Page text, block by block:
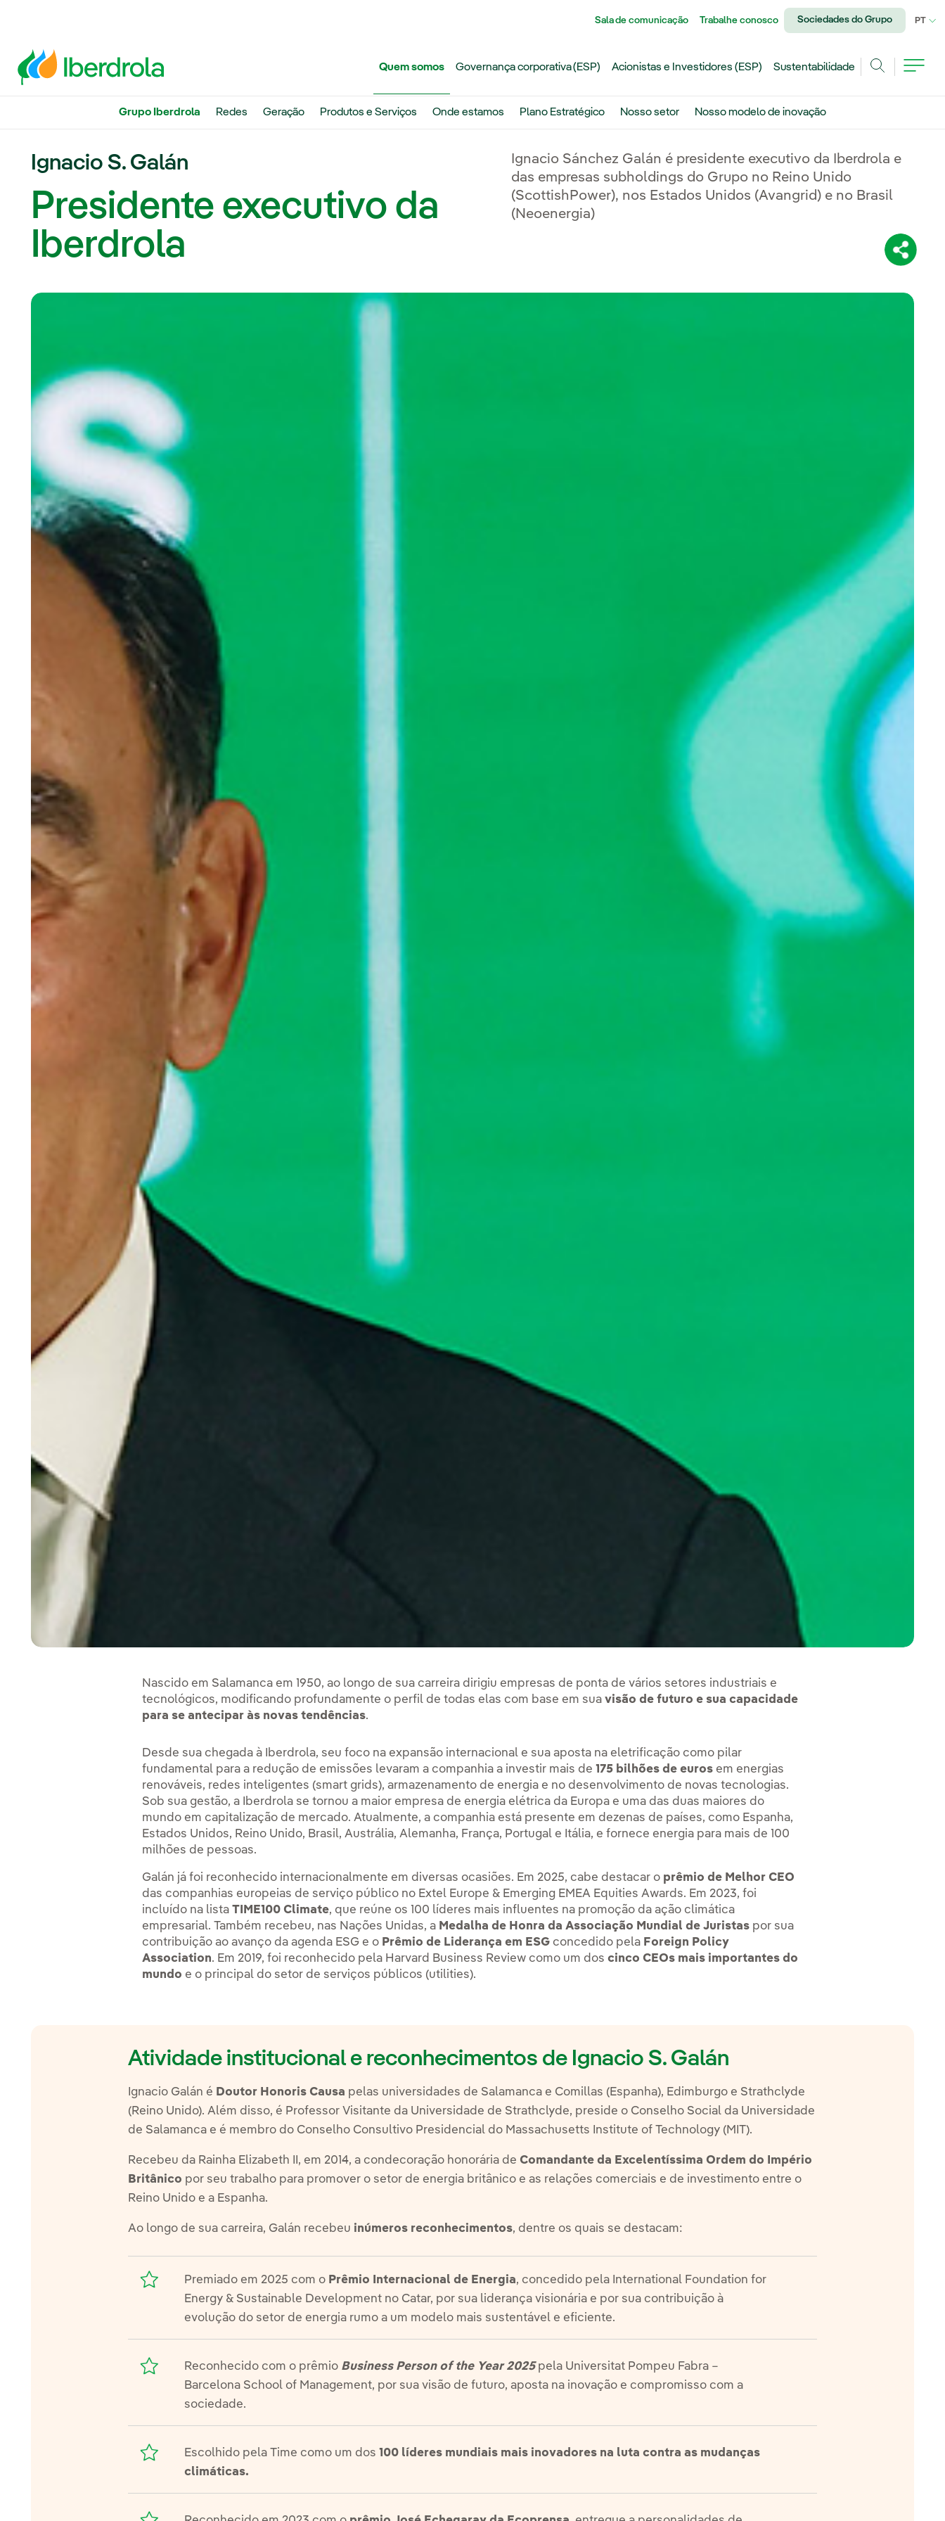
Sala de comunicação Trabalhe conosco Sociedades do Grupo PT
Quem somos Governança corporativa (ESP) Acionistas e Investidores (ESP)
Sustentabilidade
Grupo Iberdrola Redes Geração Produtos e Serviços Onde estamos Plano Estratégico Nosso setor Nosso modelo de inovação
Ignacio S. Galán
Presidente executivo da
Iberdrola
Ignacio Sánchez Galán é presidente executivo da Iberdrola e
das empresas subholdings do Grupo no Reino Unido
(ScottishPower), nos Estados Unidos (Avangrid) e no Brasil
(Neoenergia)
Nascido em Salamanca em 1950, ao longo de sua carreira dirigiu empresas de ponta de vários setores industriais e
tecnológicos, modificando profundamente o perfil de todas elas com base em sua visão de futuro e sua capacidade
para se antecipar às novas tendências.
Desde sua chegada à Iberdrola, seu foco na expansão internacional e sua aposta na eletrificação como pilar
fundamental para a redução de emissões levaram a companhia a investir mais de 175 bilhões de euros em energias
renováveis, redes inteligentes (smart grids), armazenamento de energia e no desenvolvimento de novas tecnologias.
Sob sua gestão, a Iberdrola se tornou a maior empresa de energia elétrica da Europa e uma das duas maiores do
mundo em capitalização de mercado. Atualmente, a companhia está presente em dezenas de países, como Espanha,
Estados Unidos, Reino Unido, Brasil, Austrália, Alemanha, França, Portugal e Itália, e fornece energia para mais de 100
milhões de pessoas.
Galán já foi reconhecido internacionalmente em diversas ocasiões. Em 2025, cabe destacar o prêmio de Melhor CEO
das companhias europeias de serviço público no Extel Europe & Emerging EMEA Equities Awards. Em 2023, foi
incluído na lista TIME100 Climate, que reúne os 100 líderes mais influentes na promoção da ação climática
empresarial. Também recebeu, nas Nações Unidas, a Medalha de Honra da Associação Mundial de Juristas por sua
contribuição ao avanço da agenda ESG e o Prêmio de Liderança em ESG concedido pela Foreign Policy
Association. Em 2019, foi reconhecido pela Harvard Business Review como um dos cinco CEOs mais importantes do
mundo e o principal do setor de serviços públicos (utilities).
Atividade institucional e reconhecimentos de Ignacio S. Galán
Ignacio Galán é Doutor Honoris Causa pelas universidades de Salamanca e Comillas (Espanha), Edimburgo e Strathclyde
(Reino Unido). Além disso, é Professor Visitante da Universidade de Strathclyde, preside o Conselho Social da Universidade
de Salamanca e é membro do Conselho Consultivo Presidencial do Massachusetts Institute of Technology (MIT).
Recebeu da Rainha Elizabeth II, em 2014, a condecoração honorária de Comandante da Excelentíssima Ordem do Império
Britânico por seu trabalho para promover o setor de energia britânico e as relações comerciais e de investimento entre o
Reino Unido e a Espanha.
Ao longo de sua carreira, Galán recebeu inúmeros reconhecimentos, dentre os quais se destacam:
Premiado em 2025 com o Prêmio Internacional de Energia, concedido pela International Foundation for
Energy & Sustainable Development no Catar, por sua liderança visionária e por sua contribuição à
evolução do setor de energia rumo a um modelo mais sustentável e eficiente.
Reconhecido com o prêmio Business Person of the Year 2025pela Universitat Pompeu Fabra –
Barcelona School of Management, por sua visão de futuro, aposta na inovação e compromisso com a
sociedade.
Escolhido pela Time como um dos 100 líderes mundiais mais inovadores na luta contra as mudanças
climáticas.